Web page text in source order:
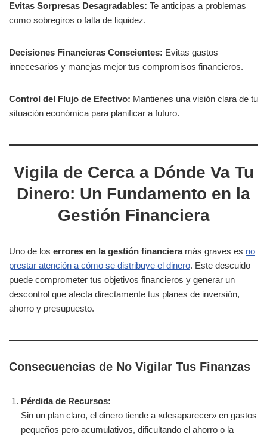
Evitas Sorpresas Desagradables: Te anticipas a problemas
como sobregiros o falta de liquidez.
Decisiones Financieras Conscientes: Evitas gastos
innecesarios y manejas mejor tus compromisos financieros.
Control del Flujo de Efectivo: Mantienes una visión clara de tu
situación económica para planificar a futuro.
Vigila de Cerca a Dónde Va Tu
Dinero: Un Fundamento en la
Gestión Financiera
Uno de los errores en la gestión financieramás graves es no
prestar atención a cómo se distribuye el dinero. Este descuido
puede comprometer tus objetivos financieros y generar un
descontrol que afecta directamente tus planes de inversión,
ahorro y presupuesto.
Consecuencias de No Vigilar Tus Finanzas
Pérdida de Recursos:
Sin un plan claro, el dinero tiende a «desaparecer» en gastos
pequeños pero acumulativos, dificultando el ahorro o la